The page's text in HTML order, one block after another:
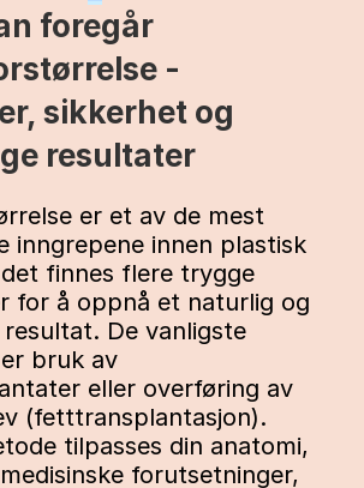
foregår
-
sikkerhet og
resultater
er et av de mest
inngrepene innen plastisk
finnes flere trygge
for å oppnå et naturlig og
De vanligste
bruk av
eller overføring av
(fetttransplantasjon).
tilpasses din anatomi,
forutsetninger,